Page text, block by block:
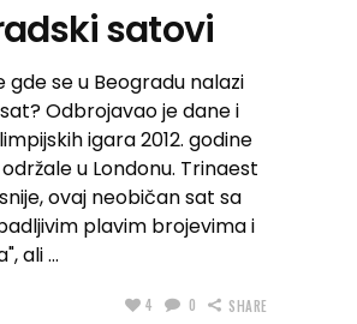
satovi
gde se u Beogradu nalazi
Odbrojavao je dane i
igara 2012. godine
u Londonu. Trinaest
ovaj neobičan sat sa
plavim brojevima i
ali
4 0 SHARE